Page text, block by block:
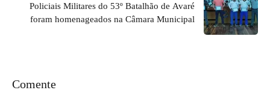
Policiais Militares do 53º Batalhão de Avaré
foram homenageados na Câmara Municipal
Comente